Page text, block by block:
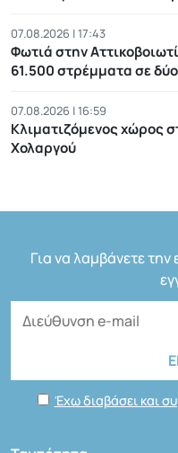
07.08.2026 | 17:43
Φωτιά στην
61.500 στρέμματα σε
07.08.2026 | 16:59
Κλιματιζόμενος χώρος
Χολαργού
Για να λαμβάνετε
Έχω διαβάσει και